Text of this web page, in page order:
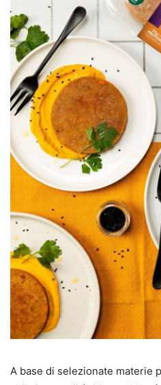
A base di selezionate materie